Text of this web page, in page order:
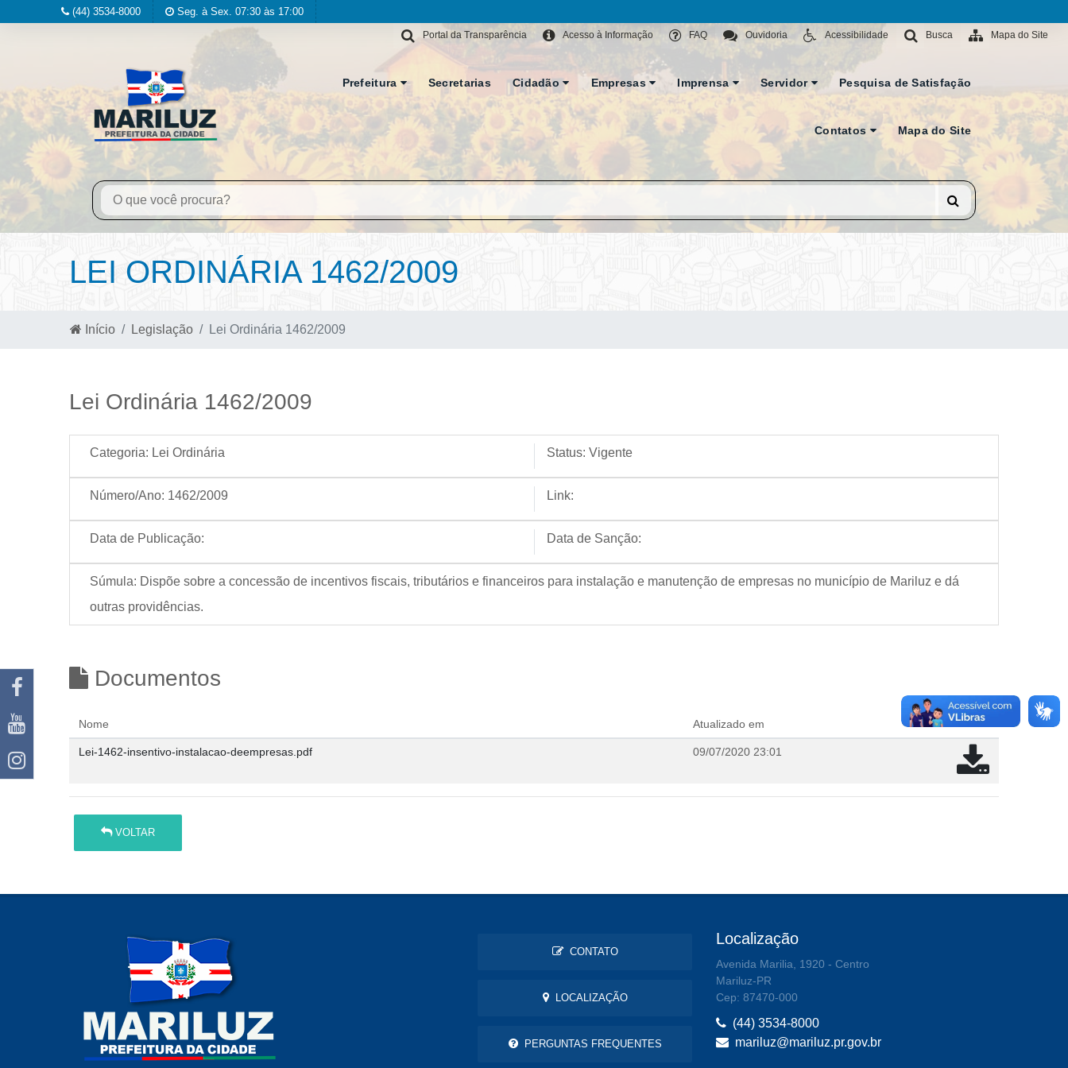
(44) 3534-8000 Seg. à Sex. 07:30 às 17:00
Mapa do Site
Busca
Acessibilidade
Ouvidoria
FAQ
Acesso à Informação
Portal da Transparência
Prefeitura Secretarias Cidadão Empresas Imprensa Servidor Pesquisa de Satisfação
Contatos Mapa do Site
LEI ORDINÁRIA 1462/2009
Início Legislação Lei Ordinária 1462/2009
Lei Ordinária 1462/2009
Categoria: Lei Ordinária Status: Vigente
Número/Ano: 1462/2009 Link:
Data de Publicação: Data de Sanção:
Súmula: Dispõe sobre a concessão de incentivos fiscais, tributários e financeiros para instalação e manutenção de empresas no município de Mariluz e dá
outras providências.
Documentos
Nome Atualizado em
Lei-1462-insentivo-instalacao-deempresas.pdf 09/07/2020 23:01
VOLTAR
CONTATO
LOCALIZAÇÃO
PERGUNTAS FREQUENTES
Localização
Avenida Marilia, 1920 - Centro
Mariluz-PR
Cep: 87470-000
(44) 3534-8000
mariluz@mariluz.pr.gov.br